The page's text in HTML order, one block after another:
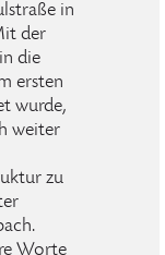
in
der
die
ersten
wurde,
weiter
zu
Worte